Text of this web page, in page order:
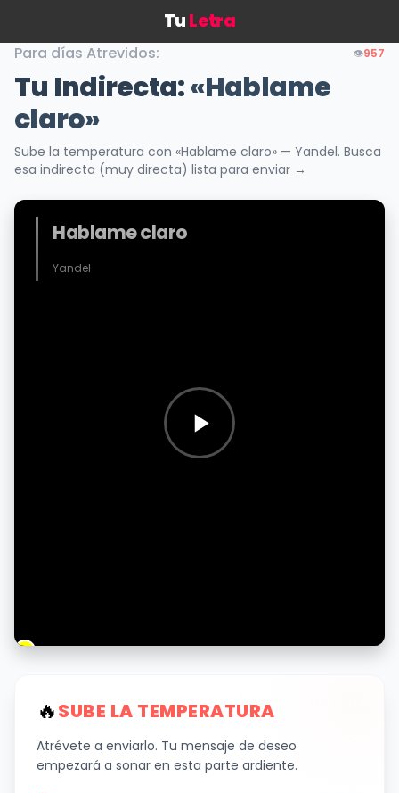
TuLetra
Para días Atrevidos: 👁️957
Tu Indirecta:«Hablame
claro»
Sube la temperatura con «Hablame claro» — Yandel. Busca
esa indirecta (muy directa) lista para enviar →
Hablame claro
Yandel
🔥SUBE LA TEMPERATURA
Atrévete a enviarlo. Tu mensaje de deseo
empezará a sonar en esta parte ardiente.